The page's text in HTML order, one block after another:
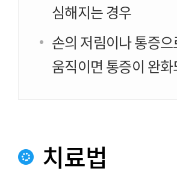
심해지는 경우
손의 저림이나 통증
움직이면 통증이 완
치료법